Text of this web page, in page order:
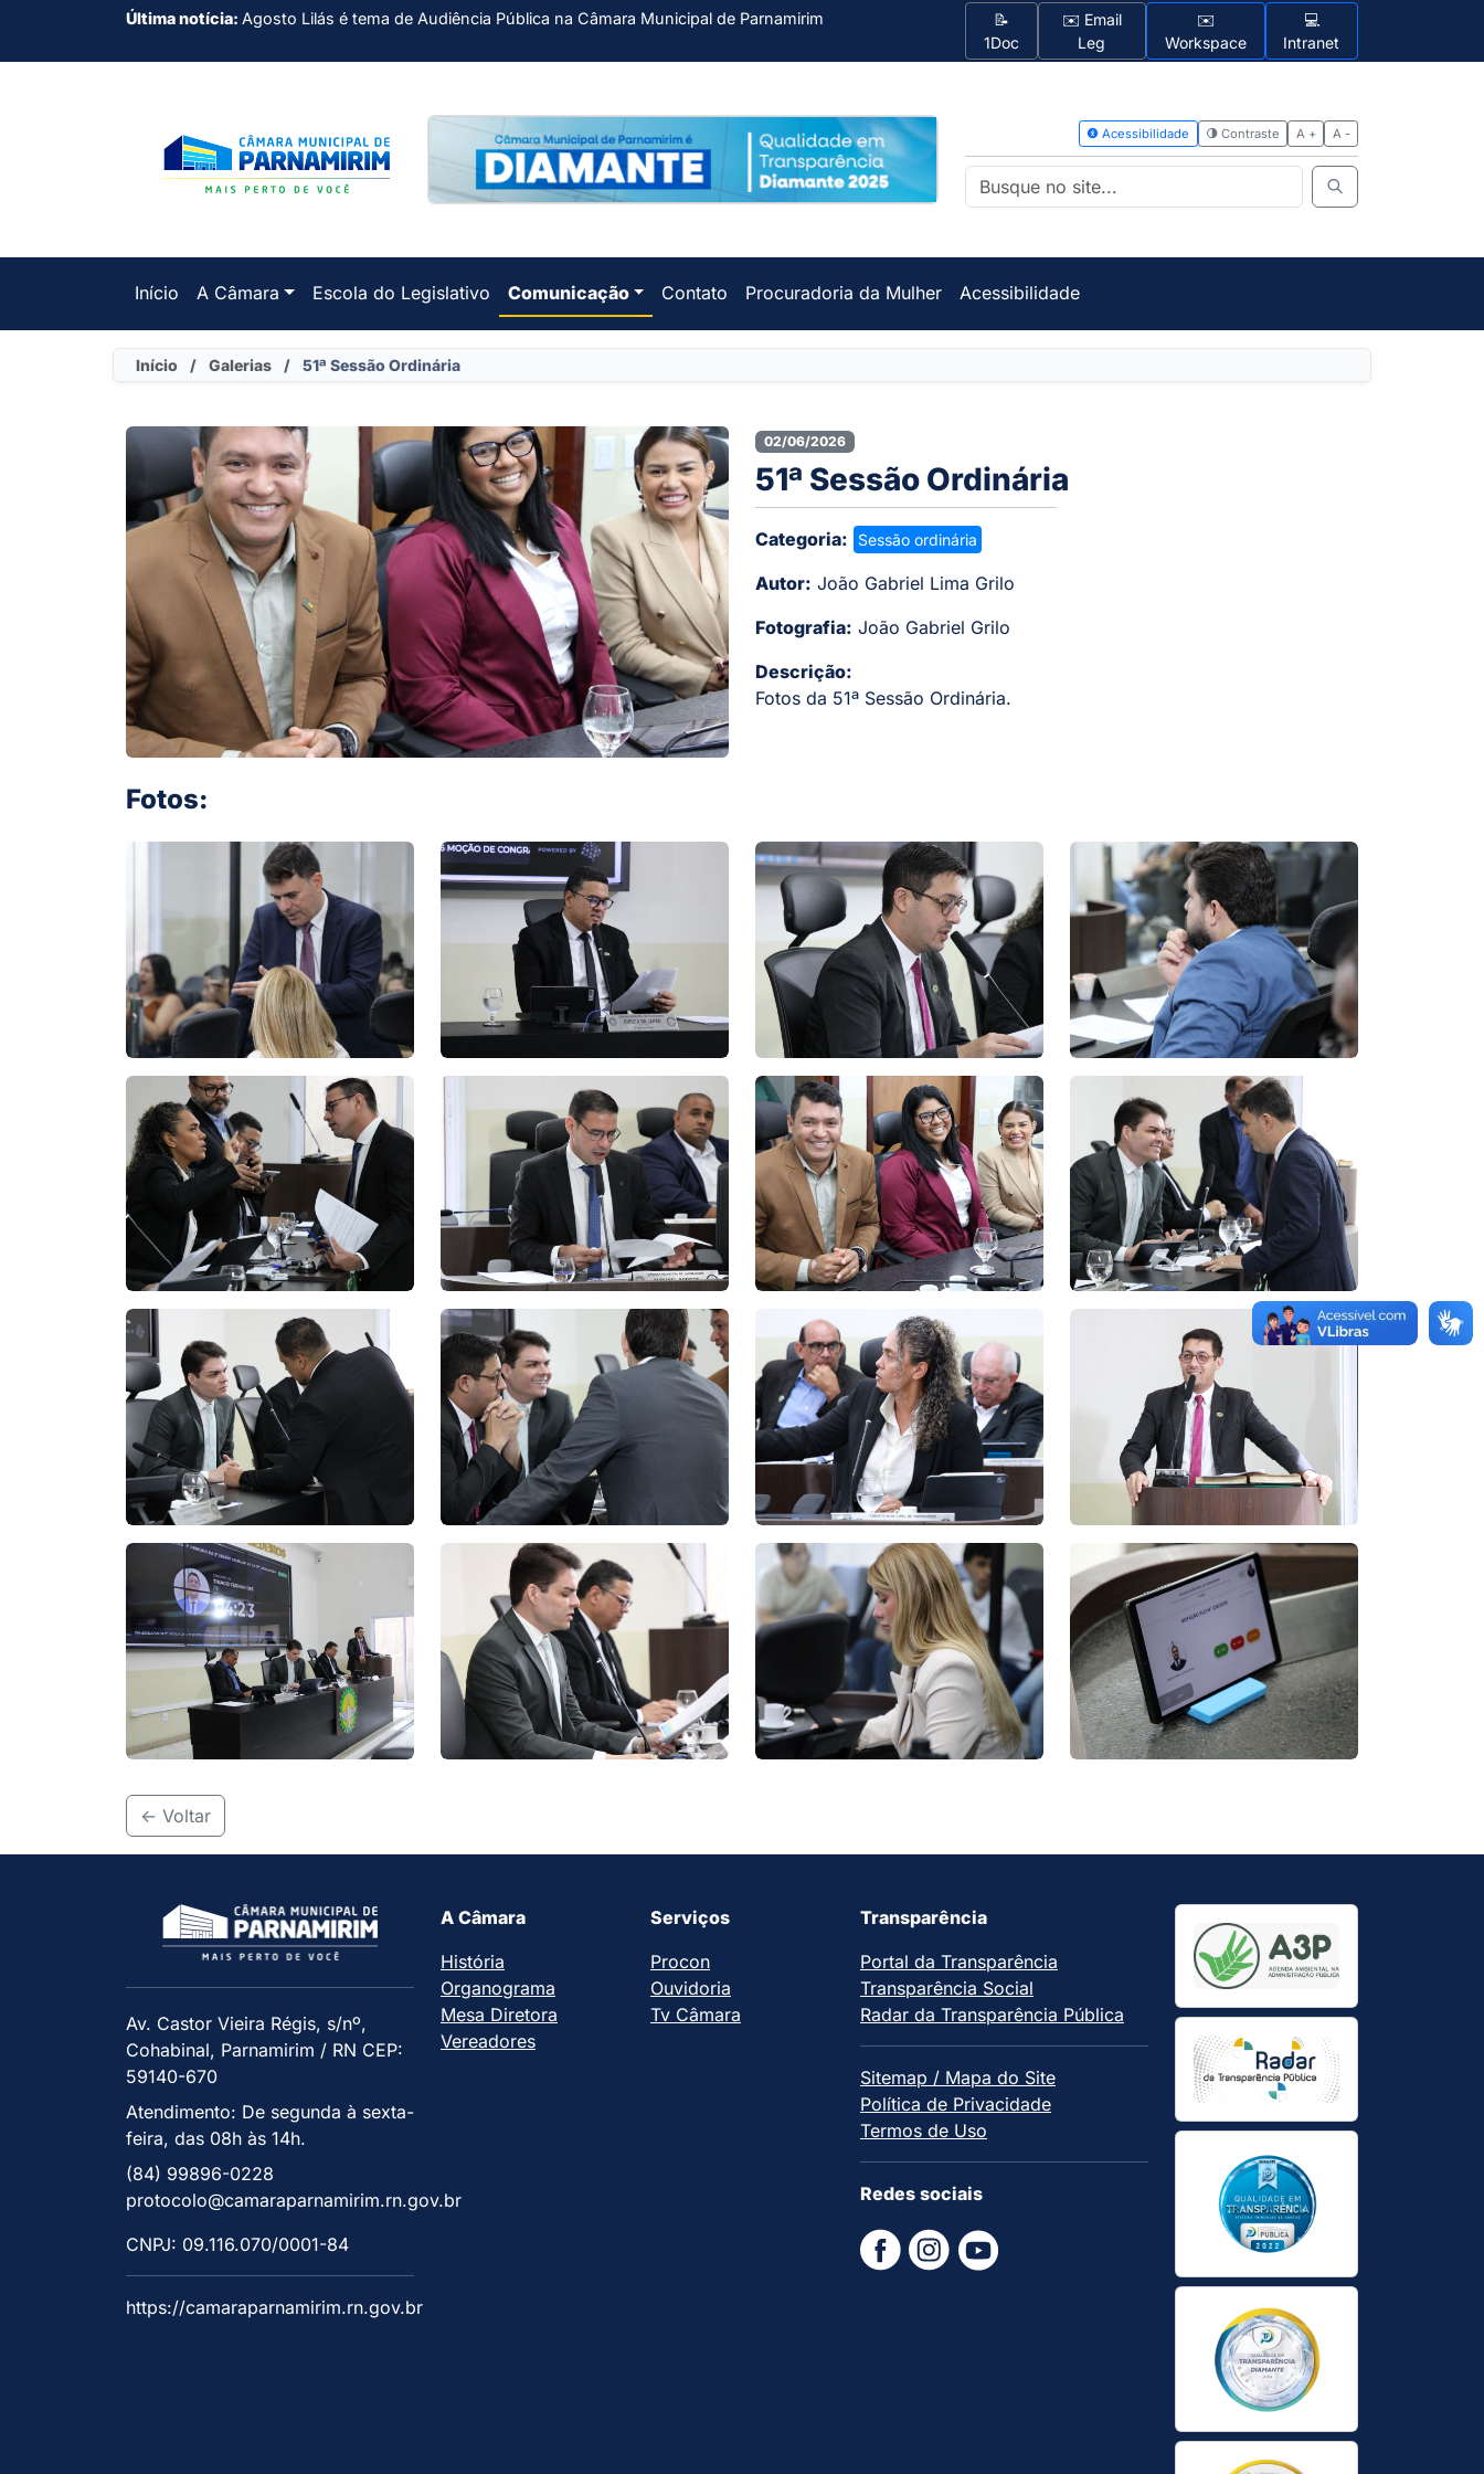
Última notícia: Agosto Lilás é tema de Audiência Pública na Câmara Municipal de Parnamirim
📝
1Doc
✉️ Email
Leg
✉️
Workspace
💻
Intranet
Início A Câmara Escola do Legislativo Comunicação Contato Procuradoria da Mulher Acessibilidade
Início / Galerias / 51ª Sessão Ordinária
02/06/2026
51ª Sessão Ordinária
Categoria: Sessão ordinária
Autor: João Gabriel Lima Grilo
Fotografia: João Gabriel Grilo
Descrição:
Fotos da 51ª Sessão Ordinária.
Fotos:
<- Voltar
Av. Castor Vieira Régis, s/nº,
Cohabinal, Parnamirim / RN CEP:
59140-670
Atendimento: De segunda à sexta-
feira, das 08h às 14h.
(84) 99896-0228
protocolo@camaraparnamirim.rn.gov.br
CNPJ: 09.116.070/0001-84
https://camaraparnamirim.rn.gov.br
A Câmara
História
Organograma
Mesa Diretora
Vereadores
Serviços
Procon
Ouvidoria
Tv Câmara
Transparência
Portal da Transparência
Transparência Social
Radar da Transparência Pública
Sitemap / Mapa do Site
Política de Privacidade
Termos de Uso
Redes sociais